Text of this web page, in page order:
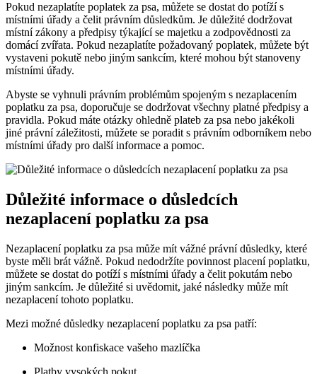
Pokud nezaplatíte poplatek za psa, můžete se dostat do potíží s
místními úřady a čelit právním důsledkům. Je důležité dodržovat
místní zákony a předpisy týkající se majetku a zodpovědnosti za
domácí zvířata. Pokud nezaplatíte požadovaný poplatek, můžete být
vystaveni pokutě nebo jiným sankcím, které mohou být stanoveny
místními úřady.
Abyste se vyhnuli právním problémům spojeným s nezaplacením
poplatku za psa, doporučuje se dodržovat všechny platné předpisy a
pravidla. Pokud máte otázky ohledně plateb za psa nebo jakékoli
jiné právní záležitosti, můžete se poradit s právním odborníkem nebo
místními úřady pro další informace a pomoc.
Důležité informace o důsledcích
nezaplacení poplatku za psa
Nezaplacení poplatku za psa může mít vážné právní důsledky, které
byste měli brát vážně. Pokud nedodržíte povinnost placení poplatku,
můžete se dostat do potíží s místními úřady a čelit pokutám nebo
jiným sankcím. Je důležité si uvědomit, jaké následky může mít
nezaplacení tohoto poplatku.
Mezi možné důsledky nezaplacení poplatku za psa patří:
Možnost konfiskace vašeho mazlíčka
Platby vysokých pokut